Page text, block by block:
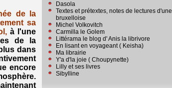
de la
sa
à l'une
de la
dans
encore
Dasola
Textes et prétextes, notes de lectures d'une
bruxelloise
Michel Volkovitch
Carmilla le Golem
Littérama le blog d' Anis la librivore
En lisant en voyageant ( Keisha)
Ma librairie
Y'a d'la joie ( Choupynette)
Lilly et ses livres
Sibylline